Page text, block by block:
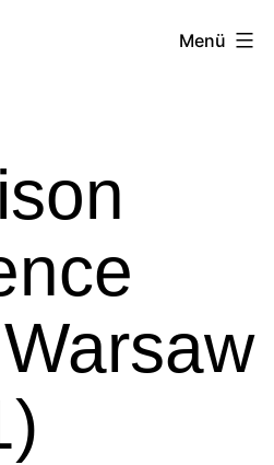
Menü